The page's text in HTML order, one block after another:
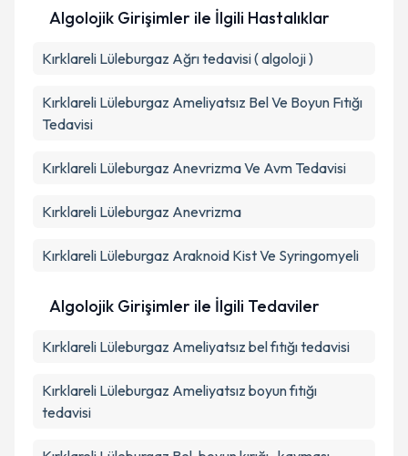
Takvim Talebini Gönder
Algolojik Girişimler ile İlgili Hastalıklar
Kırklareli Lüleburgaz Ağrı tedavisi ( algoloji )
Kırklareli Lüleburgaz Ameliyatsız Bel Ve Boyun Fıtığı
Tedavisi
Kırklareli Lüleburgaz Anevrizma Ve Avm Tedavisi
Kırklareli Lüleburgaz Anevrizma
Kırklareli Lüleburgaz Araknoid Kist Ve Syringomyeli
Algolojik Girişimler ile İlgili Tedaviler
Kırklareli Lüleburgaz Ameliyatsız bel fıtığı tedavisi
Kırklareli Lüleburgaz Ameliyatsız boyun fıtığı
tedavisi